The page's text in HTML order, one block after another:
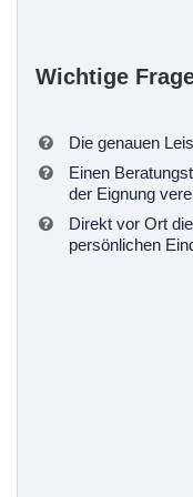
Wichtige
Die genauen
Einen
der Eignung
Direkt vor Ort
persönlichen